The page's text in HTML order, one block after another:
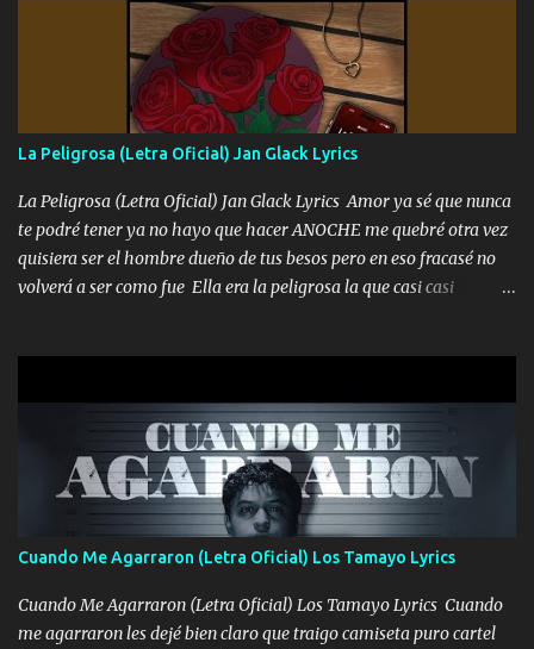
Un gallardo me prendo Para agarrar el vuelo y la mente y
tranquilizando Tomense un buen trago Y así es como empezamos
los versos que voy cantando (Music) A vido alta y bajas La carreta
se atora Pero nunca le aflojamos Ya me han pasado cosas Y
aunque ustedes no sepan Pero la vida es muy corta Hay que
echarle chingazos Y seguir trabajando porque nada es...
La Peligrosa (Letra Oficial) Jan Glack Lyrics
La Peligrosa (Letra Oficial) Jan Glack Lyrics Amor ya sé que nunca
te podré tener ya no hayo que hacer ANOCHE me quebré otra vez
quisiera ser el hombre dueño de tus besos pero en eso fracasé no
volverá a ser como fue Ella era la peligrosa la que casi casi
Música Amar me duele estoy rodeado de mujeres pero solo
quieren billetes y yo que solo ocupo verte Recuerdo echábamos
pasión en la troca tus labios besándome yo quitándote la ropa no
quiero que sea nunca con otra yo quiero llevarte a la Luna y si
quieres en ese momento te pido que seas mi esposa Chingada
madre no quiero dejar de tenerte no ayuda la p'uta loquera y al
chile quisiera ser menos de ti dependiente la pinche tristeza me
encierra princesa tu sabes que nunca saldras de mi mente Ella era
la peligro...
Cuando Me Agarraron (Letra Oficial) Los Tamayo Lyrics
Cuando Me Agarraron (Letra Oficial) Los Tamayo Lyrics Cuando
me agarraron les dejé bien claro que traigo camiseta puro cartel